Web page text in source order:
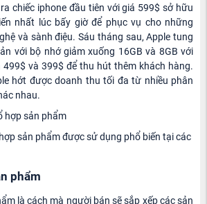
chiếc iphone đầu tiên với giá 599$ sở hữu
nhất lúc bấy giờ để phục vụ cho những
và sành điệu. Sáu tháng sau, Apple tung
với bộ nhớ giảm xuống 16GB và 8GB với
499$ và 399$ để thu hút thêm khách hàng.
hớt được doanh thu tối đa từ nhiều phân
nhau.
hợp sản phẩm
sản phẩm được sử dụng phổ biến tại các
phẩm
là cách mà người bán sẽ sắp xếp các sản